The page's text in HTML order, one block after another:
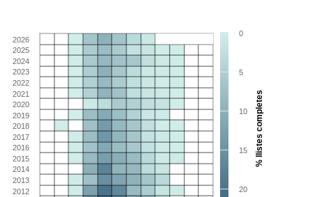
0
5
10
15
20
% llistes completes
2012
2013
2014
2015
2016
2017
2018
2019
2020
2021
2022
2023
2024
2025
2026